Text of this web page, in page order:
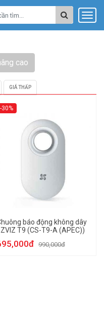
cao
GIÁ THẤP
-30%
báo động không dây
T9 (CS-T9-A (APEC))
990,000đ